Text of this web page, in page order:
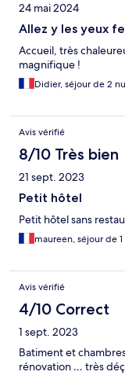
24 mai 2024
Allez y les yeux
Accueil, très
magnifique !
Didier, séjour de 2
Avis vérifié
8/10 Très bien
21 sept. 2023
Petit hôtel
Petit hôtel sans
maureen, séjour de
Avis vérifié
4/10 Correct
1 sept. 2023
Batiment et
rénovation … très